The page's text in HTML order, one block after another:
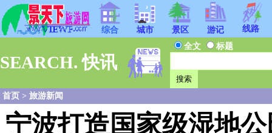
综合 城市 景区 游记 线路
SEARCH. 快讯
全文 标题
首页 > 旅游新闻
宁波打造国家级湿地